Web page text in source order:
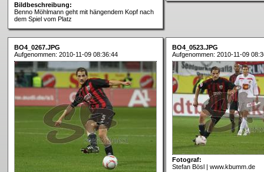
Bildbeschreibung:
Benno Möhlmann geht mit hängendem Kopf nach
dem Spiel vom Platz
BO4_0267.JPG
Aufgenommen: 2010-11-09 08:36:44
BO4_0523.JPG
Aufgenommen: 2010-11-09
Fotograf:
Stefan Bösl | www.kbumm.de